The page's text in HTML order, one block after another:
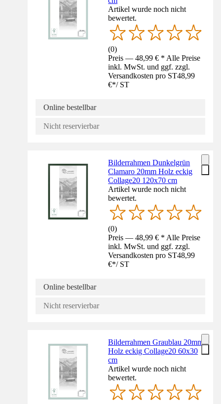
Artikel wurde noch nicht
bewertet.
(0)
Preis — 48,99 € * Alle Preise
inkl. MwSt. und ggf. zzgl.
Versandkosten pro ST48,99
€*/ ST
Online bestellbar
Nicht reservierbar
Bilderrahmen Dunkelgrün
Clamaro 20mm Holz eckig
Collage20 120x70 cm
Artikel wurde noch nicht
bewertet.
(0)
Preis — 48,99 € * Alle Preise
inkl. MwSt. und ggf. zzgl.
Versandkosten pro ST48,99
€*/ ST
Online bestellbar
Nicht reservierbar
Bilderrahmen Graublau 20mm
Holz eckig Collage20 60x30
cm
Artikel wurde noch nicht
bewertet.